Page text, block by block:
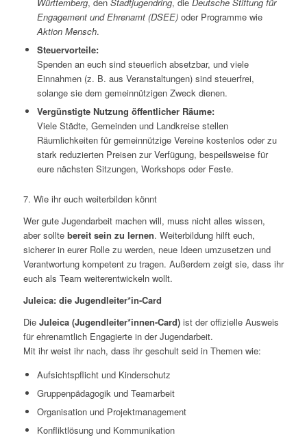
Engagement und Ehrenamt (DSEE)oder Programme wie
Aktion Mensch.
Steuervorteile:
Spenden an euch sind steuerlich absetzbar, und viele
Einnahmen (z. B. aus Veranstaltungen) sind steuerfrei,
solange sie dem gemeinnützigen Zweck dienen.
Vergünstigte Nutzung öffentlicher Räume:
Viele Städte, Gemeinden und Landkreise stellen
Räumlichkeiten für gemeinnützige Vereine kostenlos oder zu
stark reduzierten Preisen zur Verfügung, bespeilsweise für
eure nächsten Sitzungen, Workshops oder Feste.
7. Wie ihr euch weiterbilden könnt
Wer gute Jugendarbeit machen will, muss nicht alles wissen,
aber sollte bereit sein zu lernen. Weiterbildung hilft euch,
sicherer in eurer Rolle zu werden, neue Ideen umzusetzen und
Verantwortung kompetent zu tragen. Außerdem zeigt sie, dass ihr
euch als Team weiterentwickeln wollt.
Juleica: die Jugendleiter*in-Card
Die Juleica (Jugendleiter*innen-Card)ist der offizielle Ausweis
für ehrenamtlich Engagierte in der Jugendarbeit.
Mit ihr weist ihr nach, dass ihr geschult seid in Themen wie:
Aufsichtspflicht und Kinderschutz
Gruppenpädagogik und Teamarbeit
Organisation und Projektmanagement
Konfliktlösung und Kommunikation